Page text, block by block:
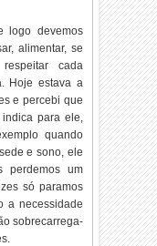
logo devemos
alimentar, se
cada
Hoje estava a
e percebi que
para ele,
quando
e sono, ele
perdemos um
só paramos
a necessidade
sobrecarrega-